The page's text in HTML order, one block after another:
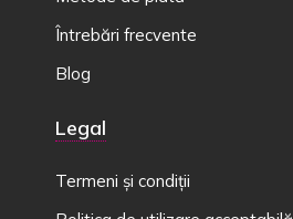
Întrebări frecvente
Blog
Legal
Termeni și condiții